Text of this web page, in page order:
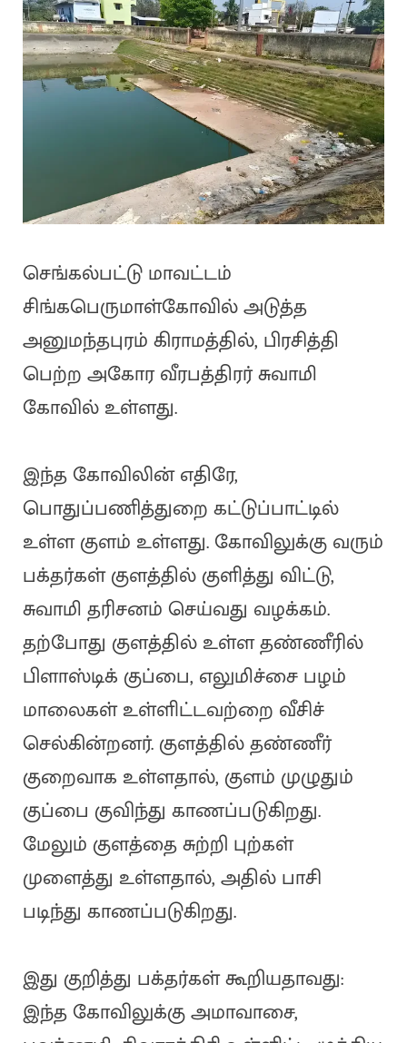
செங்கல்பட்டு மாவட்டம்
சிங்கபெருமாள்கோவில் அடுத்த
அனுமந்தபுரம் கிராமத்தில், பிரசித்தி
பெற்ற அகோர வீரபத்திரர் சுவாமி
கோவில் உள்ளது.
இந்த கோவிலின் எதிரே,
பொதுப்பணித்துறை கட்டுப்பாட்டில்
உள்ள குளம் உள்ளது. கோவிலுக்கு வரும்
பக்தர்கள் குளத்தில் குளித்து விட்டு,
சுவாமி தரிசனம் செய்வது வழக்கம்.
தற்போது குளத்தில் உள்ள தண்ணீரில்
பிளாஸ்டிக் குப்பை, எலுமிச்சை பழம்
மாலைகள் உள்ளிட்டவற்றை வீசிச்
செல்கின்றனர். குளத்தில் தண்ணீர்
குறைவாக உள்ளதால், குளம் முழுதும்
குப்பை குவிந்து காணப்படுகிறது.
மேலும் குளத்தை சுற்றி புற்கள்
முளைத்து உள்ளதால், அதில் பாசி
படிந்து காணப்படுகிறது.
இது குறித்து பக்தர்கள் கூறியதாவது:
இந்த கோவிலுக்கு அமாவாசை,